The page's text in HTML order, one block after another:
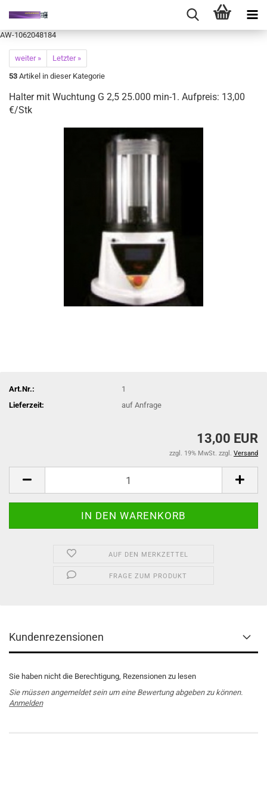
AW-1062048184
weiter »
Letzter »
53 Artikel in dieser Kategorie
Halter mit Wuchtung G 2,5 25.000 min-1. Aufpreis: 13,00
€/Stk
Art.Nr.:
1
Lieferzeit:
auf Anfrage
13,00 EUR
zzgl. 19% MwSt. zzgl. Versand
AUF DEN MERKZETTEL
FRAGE ZUM PRODUKT
Kundenrezensionen
Sie haben nicht die Berechtigung, Rezensionen zu lesen
Sie müssen angemeldet sein um eine Bewertung abgeben zu können.
Anmelden